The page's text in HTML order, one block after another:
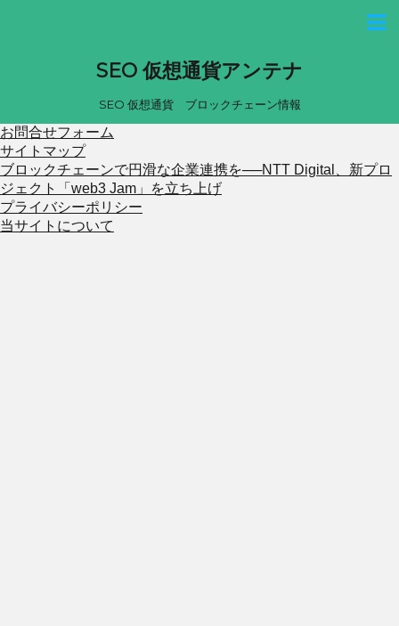
SEO 仮想通貨アンテナ
SEO 仮想通貨 ブロックチェーン情報
お問合せフォーム
サイトマップ
ブロックチェーンで円滑な企業連携を──NTT Digital、新プロ
ジェクト「web3 Jam」を立ち上げ
プライバシーポリシー
当サイトについて